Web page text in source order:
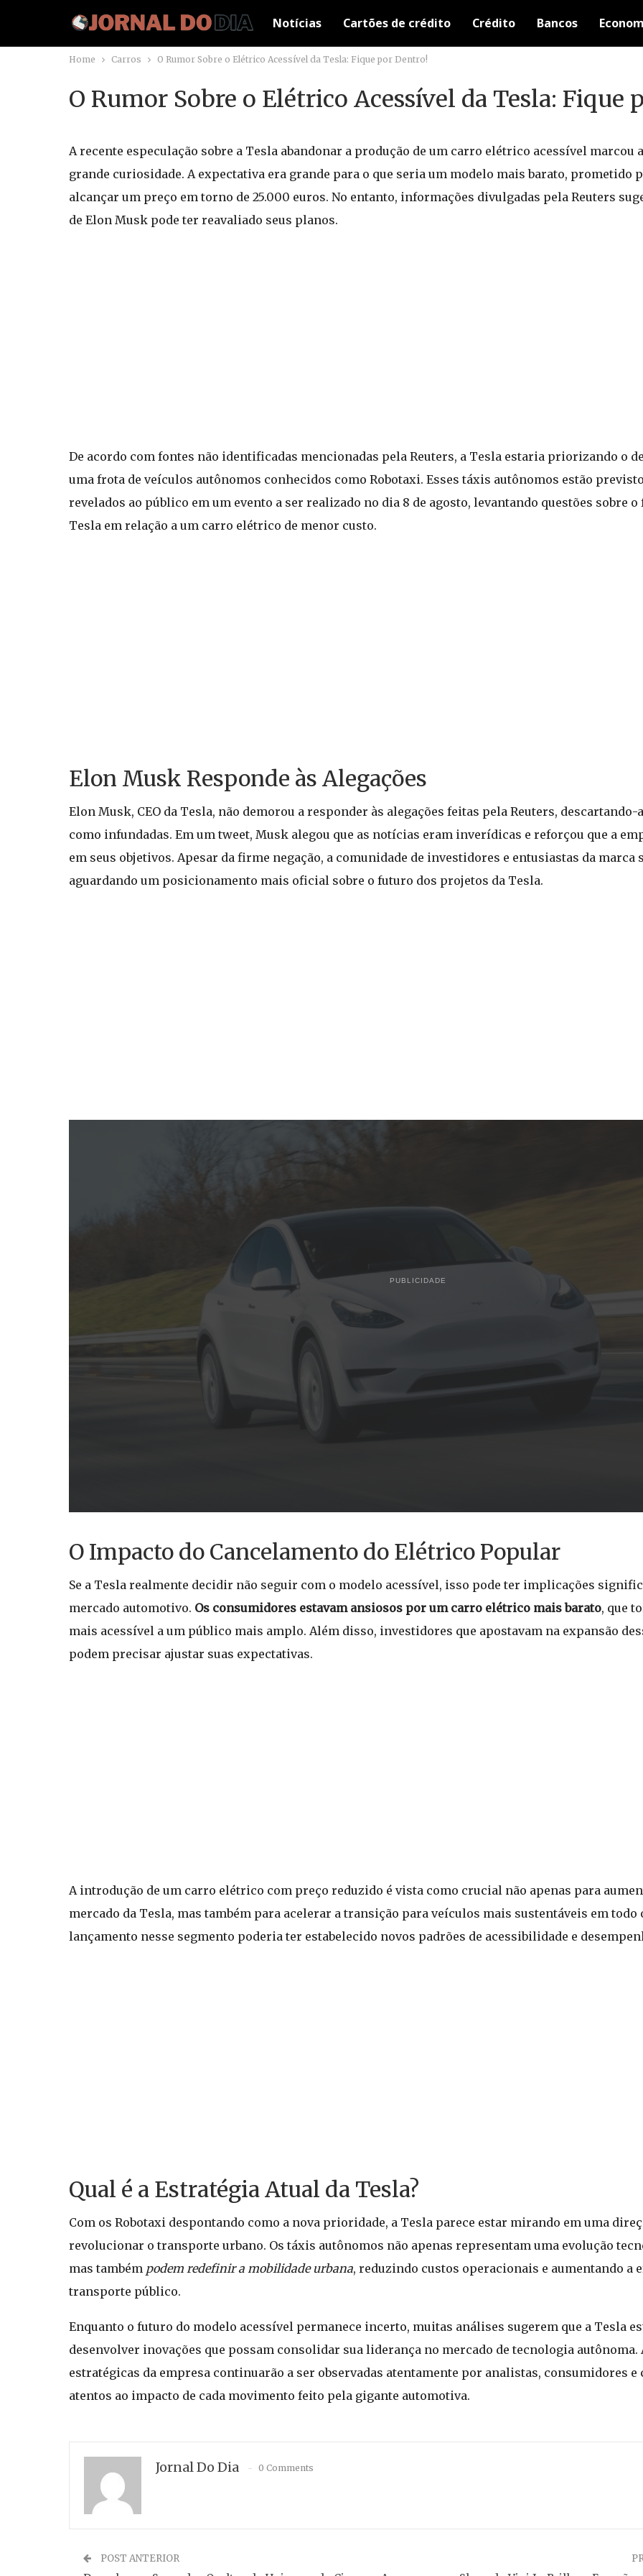
Notícias Cartões de crédito Crédito Bancos
Home Carros O Rumor Sobre o Elétrico Acessível da Tesla: Fique por Dentro!
O Rumor Sobre o Elétrico Acessível da Tesla: Fique
A recente especulação sobre a Tesla abandonar a produção de um carro elétrico acessível marcou
grande curiosidade. A expectativa era grande para o que seria um modelo mais barato, prometido
alcançar um preço em torno de 25.000 euros. No entanto, informações divulgadas pela Reuters
de Elon Musk pode ter reavaliado seus planos.
De acordo com fontes não identificadas mencionadas pela Reuters, a Tesla estaria priorizando o
uma frota de veículos autônomos conhecidos como Robotaxi. Esses táxis autônomos estão
revelados ao público em um evento a ser realizado no dia 8 de agosto, levantando questões sobre
Tesla em relação a um carro elétrico de menor custo.
Elon Musk Responde às Alegações
Elon Musk, CEO da Tesla, não demorou a responder às alegações feitas pela Reuters,
como infundadas. Em um tweet, Musk alegou que as notícias eram inverídicas e reforçou que a
em seus objetivos. Apesar da firme negação, a comunidade de investidores e entusiastas da marca
aguardando um posicionamento mais oficial sobre o futuro dos projetos da Tesla.
PUBLICIDADE
O Impacto do Cancelamento do Elétrico Popular
Se a Tesla realmente decidir não seguir com o modelo acessível, isso pode ter implicações
mercado automotivo. Os consumidores estavam ansiosos por um carro elétrico mais barato, que
mais acessível a um público mais amplo. Além disso, investidores que apostavam na expansão
podem precisar ajustar suas expectativas.
A introdução de um carro elétrico com preço reduzido é vista como crucial não apenas para
mercado da Tesla, mas também para acelerar a transição para veículos mais sustentáveis em todo
lançamento nesse segmento poderia ter estabelecido novos padrões de acessibilidade e
Qual é a Estratégia Atual da Tesla?
Com os Robotaxi despontando como a nova prioridade, a Tesla parece estar mirando em uma
revolucionar o transporte urbano. Os táxis autônomos não apenas representam uma evolução
mas também podem redefinir a mobilidade urbana, reduzindo custos operacionais e aumentando a
transporte público.
Enquanto o futuro do modelo acessível permanece incerto, muitas análises sugerem que a Tesla
desenvolver inovações que possam consolidar sua liderança no mercado de tecnologia autônoma.
estratégicas da empresa continuarão a ser observadas atentamente por analistas, consumidores
atentos ao impacto de cada movimento feito pela gigante automotiva.
Jornal Do Dia 0 Comments
POST ANTERIOR